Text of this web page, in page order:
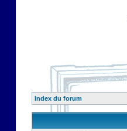
Index du forum